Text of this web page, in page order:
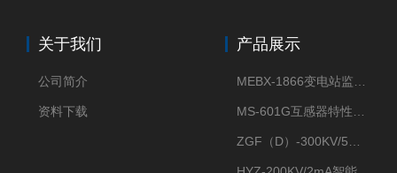
关于我们
公司简介
资料下载
产品展示